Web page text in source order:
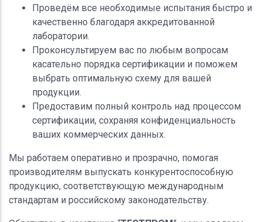
Проведём все необходимые испытания быстро и
качественно благодаря аккредитованной
лаборатории.
Проконсультируем вас по любым вопросам
касательно порядка сертификации и поможем
выбрать оптимальную схему для вашей
продукции.
Предоставим полный контроль над процессом
сертификации, сохраняя конфиденциальность
ваших коммерческих данных.
Мы работаем оперативно и прозрачно, помогая
производителям выпускать конкурентоспособную
продукцию, соответствующую международным
стандартам и российскому законодательству.